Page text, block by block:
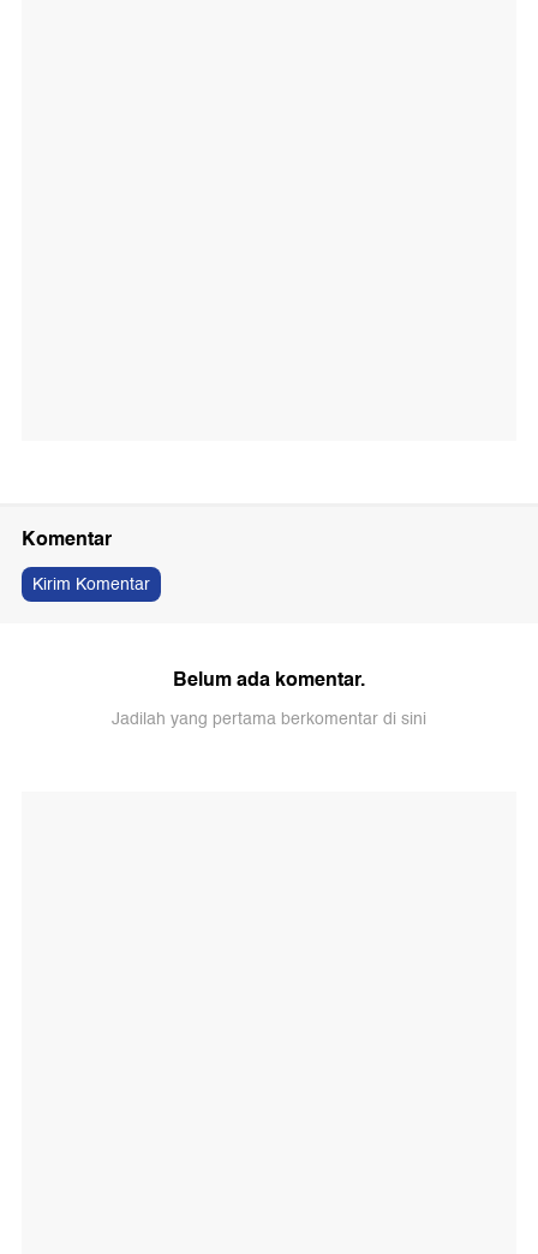
Komentar
Kirim Komentar
Belum ada komentar.
Jadilah yang pertama berkomentar di sini